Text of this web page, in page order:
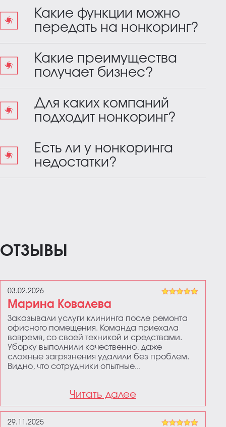
Какие функции можно
передать на нонкоринг?
Какие преимущества
получает бизнес?
Для каких компаний
подходит нонкоринг?
Есть ли у нонкоринга
недостатки?
ОТЗЫВЫ
03.02.2026
Марина Ковалева
Заказывали услуги клининга после ремонта
офисного помещения. Команда приехала
вовремя, со своей техникой и средствами.
Уборку выполнили качественно, даже
сложные загрязнения удалили без проблем.
Видно, что сотрудники опытные...
Читать далее
29.11.2025